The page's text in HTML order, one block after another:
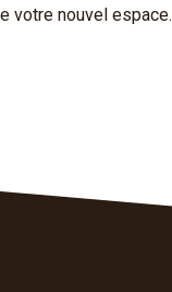
votre nouvel espace.